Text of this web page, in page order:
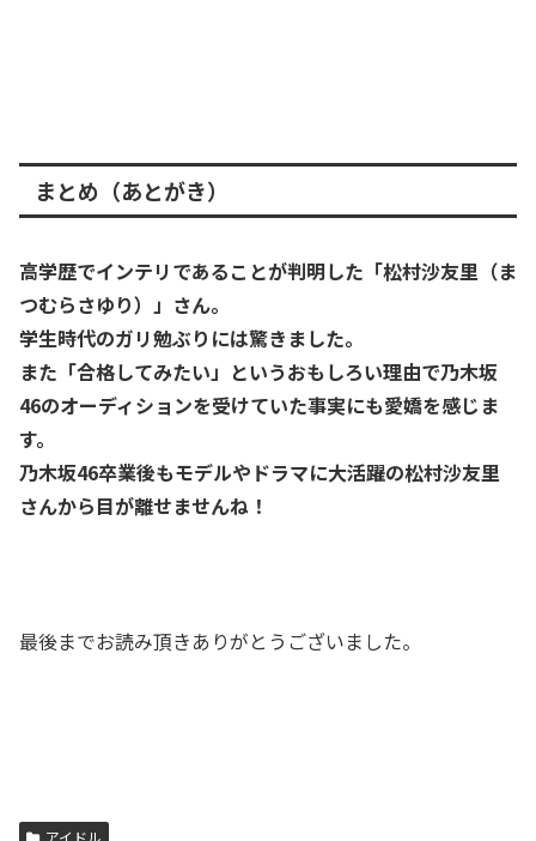
まとめ（あとがき）
高学歴でインテリであることが判明した「松村沙友里（ま
つむらさゆり）」さん。
学生時代のガリ勉ぶりには驚きました。
また「合格してみたい」というおもしろい理由で乃木坂
46のオーディションを受けていた事実にも愛嬌を感じま
す。
乃木坂46卒業後もモデルやドラマに大活躍の松村沙友里
さんから目が離せませんね！
最後までお読み頂きありがとうございました。
アイドル